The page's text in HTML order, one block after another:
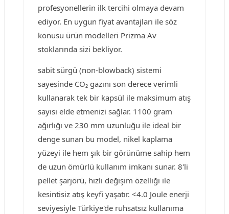
profesyonellerin ilk tercihi olmaya devam
ediyor. En uygun fiyat avantajları ile söz
konusu ürün modelleri Prizma Av
stoklarında sizi bekliyor.
sabit sürgü (non-blowback) sistemi
sayesinde CO₂ gazını son derece verimli
kullanarak tek bir kapsül ile maksimum atış
sayısı elde etmenizi sağlar. 1100 gram
ağırlığı ve 230 mm uzunluğu ile ideal bir
denge sunan bu model, nikel kaplama
yüzeyi ile hem şık bir görünüme sahip hem
de uzun ömürlü kullanım imkanı sunar. 8'li
pellet şarjörü, hızlı değişim özelliği ile
kesintisiz atış keyfi yaşatır. <4.0 Joule enerji
seviyesiyle Türkiye'de ruhsatsız kullanıma